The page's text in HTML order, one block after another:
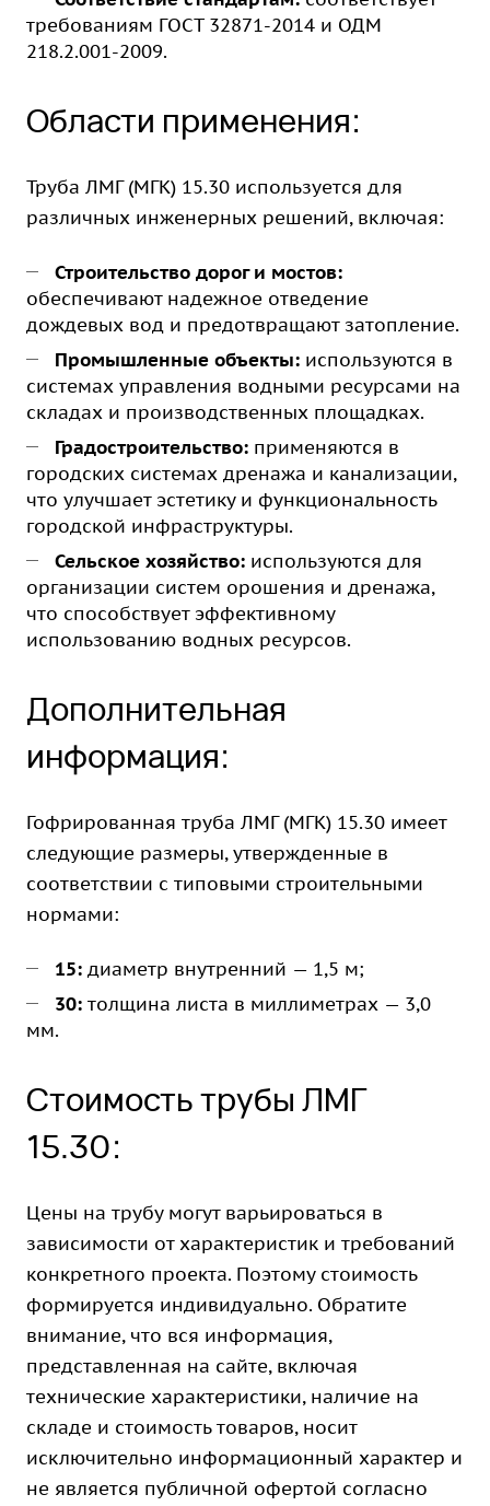
требованиям ГОСТ 32871-2014 и ОДМ
218.2.001-2009.
Области применения:
Труба ЛМГ (МГК) 15.30 используется для
различных инженерных решений, включая:
Строительство дорог и мостов:
обеспечивают надежное отведение
дождевых вод и предотвращают затопление.
Промышленные объекты: используются в
системах управления водными ресурсами на
складах и производственных площадках.
Градостроительство: применяются в
городских системах дренажа и канализации,
что улучшает эстетику и функциональность
городской инфраструктуры.
Сельское хозяйство: используются для
организации систем орошения и дренажа,
что способствует эффективному
использованию водных ресурсов.
Дополнительная
информация:
Гофрированная труба ЛМГ (МГК) 15.30 имеет
следующие размеры, утвержденные в
соответствии с типовыми строительными
нормами:
15: диаметр внутренний — 1,5 м;
30: толщина листа в миллиметрах — 3,0
мм.
Стоимость трубы ЛМГ
15.30:
Цены на трубу могут варьироваться в
зависимости от характеристик и требований
конкретного проекта. Поэтому стоимость
формируется индивидуально. Обратите
внимание, что вся информация,
представленная на сайте, включая
технические характеристики, наличие на
складе и стоимость товаров, носит
исключительно информационный характер и
не является публичной офертой согласно